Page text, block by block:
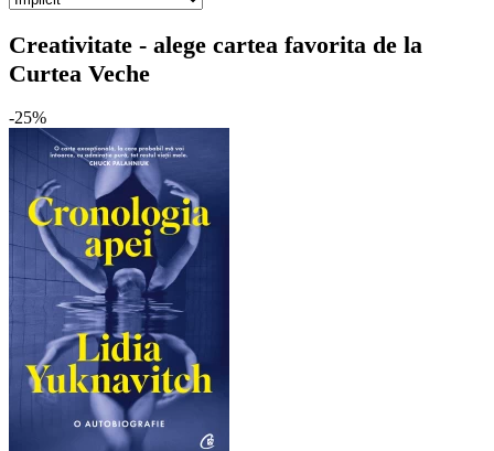
Creativitate - alege cartea favorita de la
Curtea Veche
-25%